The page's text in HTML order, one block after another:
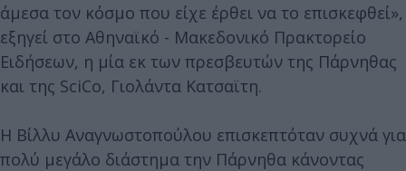
άμεσα τον κόσμο που είχε έρθει να το επισκεφθεί»,
εξηγεί στο Αθηναϊκό - Μακεδονικό Πρακτορείο
Ειδήσεων, η μία εκ των πρεσβευτών της Πάρνηθας
και της SciCo, Γιολάντα Κατσαϊτη.
Η Βίλλυ Αναγνωστοπούλου επισκεπτόταν συχνά για
πολύ μεγάλο διάστημα την Πάρνηθα κάνοντας